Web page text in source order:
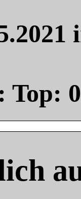
Top: 0